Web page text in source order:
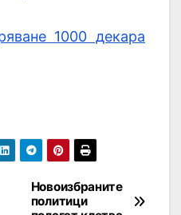
1000 декара
Новоизбраните
политици